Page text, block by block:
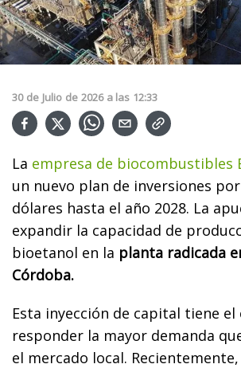
30 de Julio de 2026 a las 12:33
La empresa de biocombustibles
un nuevo plan de inversiones
dólares hasta el año 2028. La
expandir la capacidad de
bioetanol en la planta radicada
Córdoba.
Esta inyección de capital tiene
responder la mayor demanda
el mercado local.